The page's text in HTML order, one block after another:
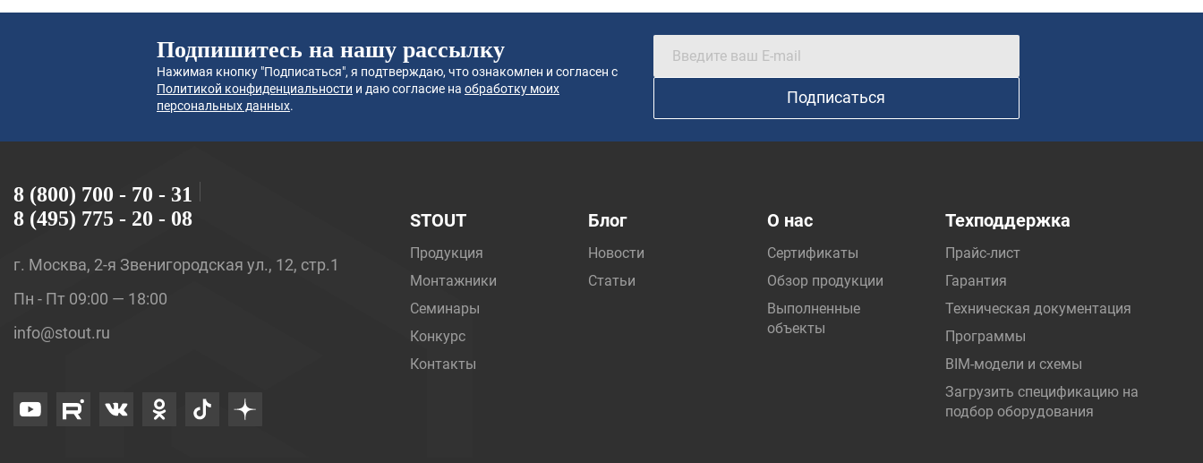
Подпишитесь на нашу рассылку
Нажимая кнопку "Подписаться", я подтверждаю, что ознакомлен и согласен с
Политикой конфиденциальности и даю согласие на обработку моих
персональных данных. Подписаться
8 (800) 700 - 70 - 31
8 (495) 775 - 20 - 08
г. Москва, 2-я Звенигородская ул., 12, стр.1
Пн - Пт 09:00 — 18:00
info@stout.ru
STOUT
Продукция
Монтажники
Семинары
Конкурс
Контакты
Блог
Новости
Статьи
О нас
Сертификаты
Обзор продукции
Выполненные
объекты
Техподдержка
Прайс-лист
Гарантия
Техническая документация
Программы
BIM-модели и схемы
Загрузить спецификацию на
подбор оборудования